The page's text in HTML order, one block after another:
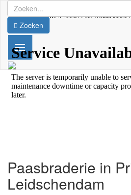
Radio:107.2 FM |
Ziggokanaal 41 /KPNkanaal 1489 /Odidokanaal
Zoeken
Paasbraderie in
Leidschendam